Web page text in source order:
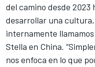
del camino desde 2023
desarrollar una
internamente
Stella en China.
nos enfoca en lo que